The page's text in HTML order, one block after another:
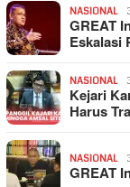
NASIONAL
GREAT
Eskalasi
NASIONAL
Kejari
Harus
NASIONAL
GREAT